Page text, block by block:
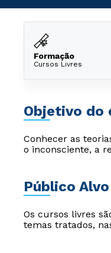
Formação
Cursos Livres
Objetivo do
Conhecer as
o inconsciente, a
Público Alvo
Os cursos livres
temas tratados,